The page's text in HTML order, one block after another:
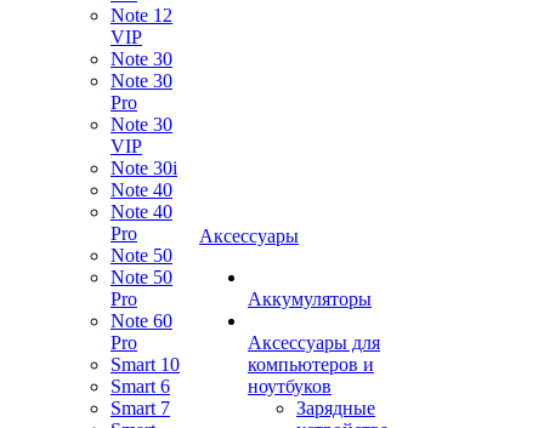
Note 12
VIP
Note 30
Note 30
Pro
Note 30
VIP
Note 30i
Note 40
Note 40
Pro
Note 50
Note 50
Pro
Note 60
Pro
Smart 10
Smart 6
Smart 7
Аксессуары
Аккумуляторы
Аксессуары для
компьютеров и
ноутбуков
Зарядные